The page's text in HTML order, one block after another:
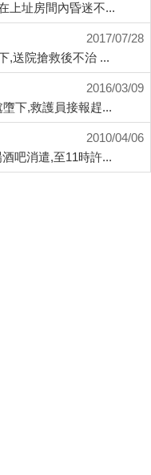
上址房間內昏迷不...
2017/07/28
,送院搶救後不治 ...
2016/03/09
下,救護員接報趕...
2010/04/06
吧消遣,至11時許...